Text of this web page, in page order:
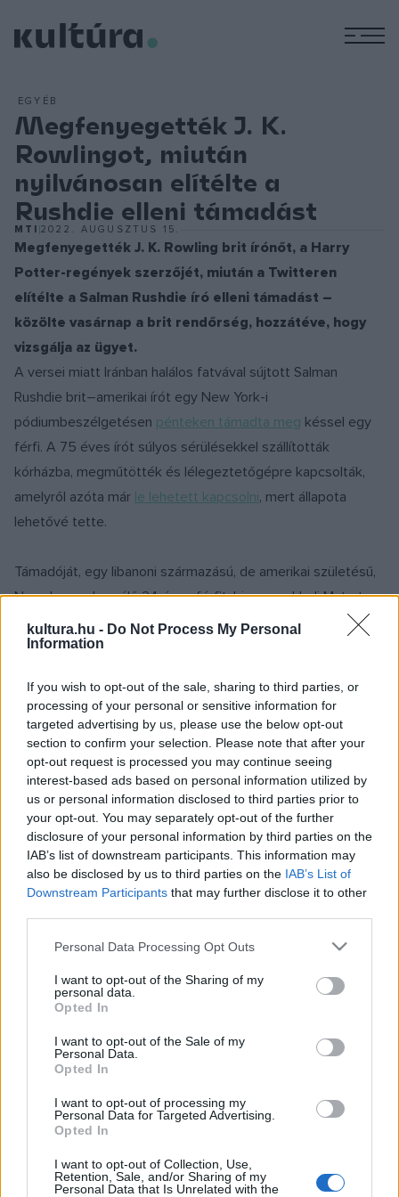
kultura.hu - Do Not Process My Personal
Information
If you wish to opt-out of the sale, sharing to third parties, or
processing of your personal or sensitive information for
targeted advertising by us, please use the below opt-out
section to confirm your selection. Please note that after your
opt-out request is processed you may continue seeing
interest-based ads based on personal information utilized by
us or personal information disclosed to third parties prior to
your opt-out. You may separately opt-out of the further
disclosure of your personal information by third parties on the
IAB’s list of downstream participants. This information may
also be disclosed by us to third parties on the IAB’s List of
Downstream Participants that may further disclose it to other
Please note that this website/app uses one or more Google
not limited to your visit or usage behaviour. You may click to
grant or deny consent to Google and its third-party tags to
use your data for below specified purposes in below Google
consent section.
Personal Data Processing Opt Outs
I want to opt-out of the Sharing of my
personal data.
Opted In
I want to opt-out of the Sale of my
Personal Data.
Opted In
I want to opt-out of processing my
Personal Data for Targeted Advertising.
Opted In
I want to opt-out of Collection, Use,
Retention, Sale, and/or Sharing of my
Personal Data that Is Unrelated with the
EGYÉB
Megfenyegették J. K.
Rowlingot, miután
nyilvánosan elítélte a
Rushdie elleni támadást
MTI 2022. AUGUSZTUS 15.
Megfenyegették J. K. Rowling brit írónőt, a Harry
Potter-regények szerzőjét, miután a Twitteren
elítélte a Salman Rushdie író elleni támadást –
közölte vasárnap a brit rendőrség, hozzátéve, hogy
vizsgálja az ügyet.
A versei miatt Iránban halálos fatvával sújtott Salman
Rushdie brit–amerikai írót egy New York-i
pódiumbeszélgetésen pénteken támadta meg késsel egy
férfi. A 75 éves írót súlyos sérülésekkel szállították
kórházba, megműtötték és lélegeztetőgépre kapcsolták,
amelyről azóta már le lehetett kapcsolni, mert állapota
lehetővé tette.
Támadóját, egy libanoni származású, de amerikai születésű,
New Jersey-ben élő 24 éves férfit, bizonyos Hadi Matart
elfogták, és gyilkossági kísérletért, illetve súlyos testi
sértésért vádat emeltek ellene. A hatóságok Matar
hogy szimpatizál a síita szélsőségességgel és az iráni
Forradalmi Gárdával.
A Rushdie elleni támadást számosan elítélték a világon,
köztük J. K. Rowling brit írónő is a Twitteren. Ő azt írta:
sokkolta a tragédia, de reméli, Rushdie felépül. Erre kapott
egyebek között egy olyan reakciót Pakisztánból, miszerint:
„Ne aggódj, te leszel a következő!”
Rushdieellen 1989-ben Irán akkori legfelsőbb politikai és
vallási vezetője, Ruhollah Khomeini ajatollah olyan vallási
határozatot adott ki, amelyben a megölésére szólította fel a
muszlimokat az Iránban istenkáromlás miatt betiltott
dolláros vérdíjat tűztek ki, így évekig bujkálnia kellett.
Iránban hivatalosan nem reagáltak a Rushdie elleni
merényletre, de az állami befolyás alatt álló, konzervatív
téma volt az iráni lapokban, aDzsavancímű ultrakonzervatív